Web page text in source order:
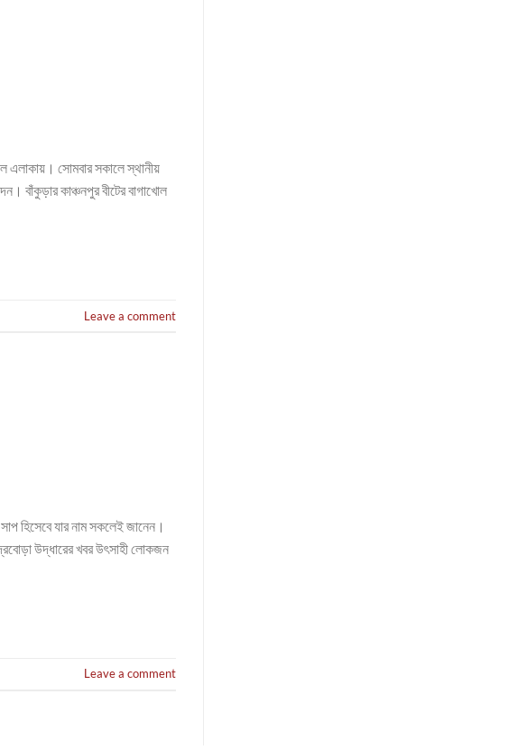
এলাকায়। সোমবার সকালে স্থানীয়
বাঁকুড়ার কাঞ্চনপুর বীটের বাগাখোল
Leave a comment
হিসেবে যার নাম সকলেই জানেন।
উদ্ধারের খবর উৎসাহী লোকজন
Leave a comment